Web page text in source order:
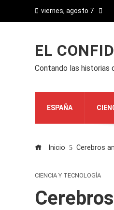
viernes, agosto 7
EL
Contando las historias
ESPAÑA
Inicio Cerebros
CIENCIA Y TECNOLOGÍA